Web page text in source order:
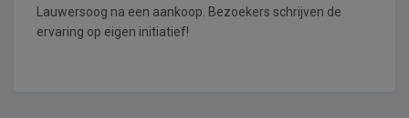
Lauwersoog na een aankoop. Bezoekers schrijven de
ervaring op eigen initiatief!